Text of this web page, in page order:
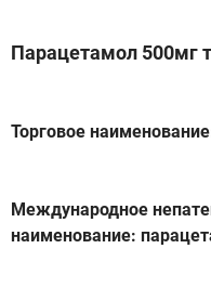
Парацетамол 500мг
Торговое
Международное
наименование: